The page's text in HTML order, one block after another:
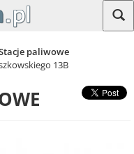
paliwowe
13B